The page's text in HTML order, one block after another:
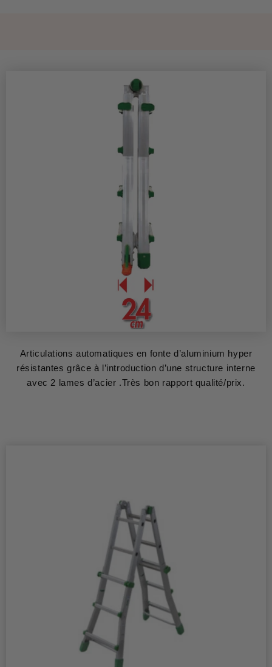
Articulations automatiques en fonte d’aluminium hyper
résistantes grâce à l’introduction d’une structure interne
avec 2 lames d’acier .Très bon rapport qualité/prix.